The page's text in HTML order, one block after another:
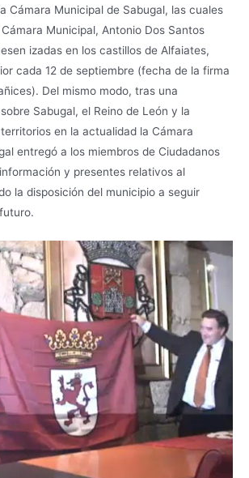
Cámara Municipal de Sabugal, las cuales
Municipal, Antonio Dos Santos
izadas en los castillos de Alfaiates,
cada 12 de septiembre (fecha de la firma
Del mismo modo, tras una
Sabugal, el Reino de León y la
en la actualidad la Cámara
entregó a los miembros de Ciudadanos
y presentes relativos al
la disposición del municipio a seguir